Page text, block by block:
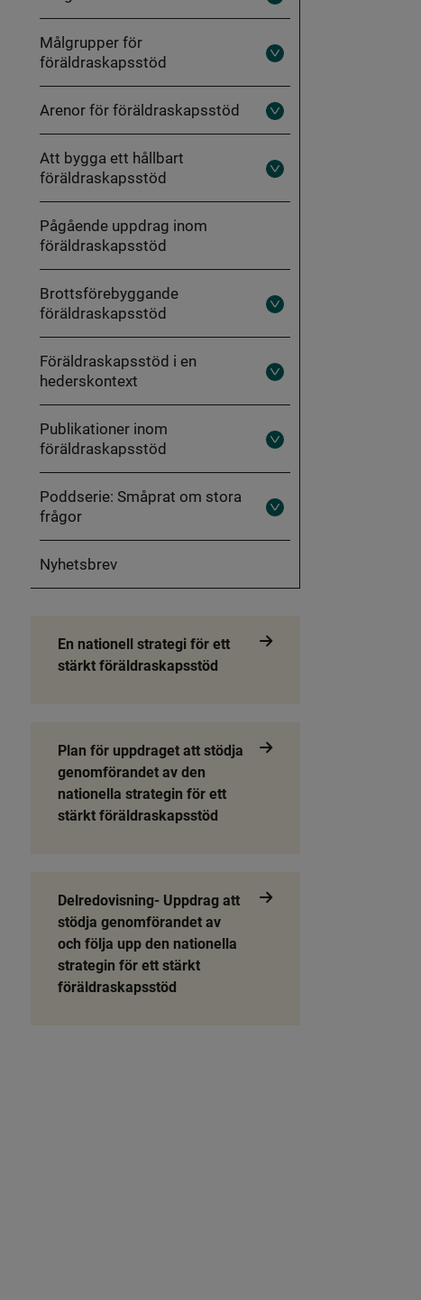
ut
och
metoder
Målgrupper för
föräldraskapsstöd
Fäll
Målgrupper
för
föräldraskapsstöd
Arenor för föräldraskapsstöd
Fäll
ut
för
föräldraskapsstöd
Att bygga ett hållbart
föräldraskapsstöd
Fäll
Att
Pågående uppdrag inom
föräldraskapsstöd
Brottsförebyggande
föräldraskapsstöd
Fäll
Brottsförebyggande
Föräldraskapsstöd i en
hederskontext
Fäll
Föräldraskapsstöd
en
hederskontext
Publikationer inom
föräldraskapsstöd
Fäll
Publikationer
föräldraskapsstöd
Poddserie: Småprat om stora
frågor
Fäll
Poddserie:
Nyhetsbrev
En nationell strategi för ett
stärkt föräldraskapsstöd
Plan för uppdraget att stödja
genomförandet av den
nationella strategin för ett
stärkt föräldraskapsstöd
Delredovisning- Uppdrag att
stödja genomförandet av
och följa upp den nationella
strategin för ett stärkt
föräldraskapsstöd